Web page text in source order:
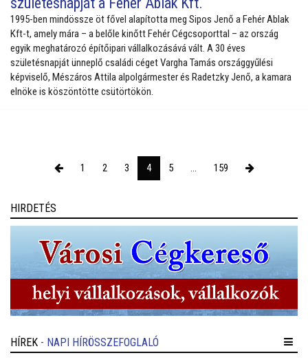
1995-ben mindössze öt fővel alapította meg Sipos Jenő a Fehér Ablak
Kft-t, amely mára – a belőle kinőtt Fehér Cégcsoporttal – az ország
egyik meghatározó építőipari vállalkozásává vált. A 30 éves
születésnapját ünneplő családi céget Vargha Tamás országgyűlési
képviselő, Mészáros Attila alpolgármester és Radetzky Jenő, a kamara
elnöke is köszöntötte csütörtökön.
1 2 3 4 5 ... 159
HIRDETÉS
HÍREK - NAPI HÍRÖSSZEFOGLALÓ